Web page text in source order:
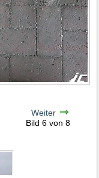
Weiter
Bild 6 von 8